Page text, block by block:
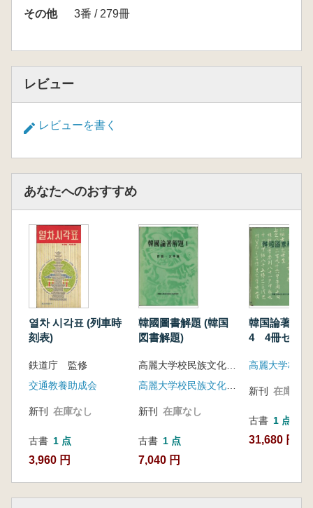
その他
3番 / 279冊
レビュー
レビューを書く
あなたへのおすすめ
열차 시각표 (列車時
刻表)
鉄道庁 監修
交通教養助成会
新刊 在庫なし
古書 1 点
3,960 円
韓國圖書解題 (韓国
図書解題)
高麗大学校民族文化研究所 編
高麗大学校民族文化研究所
新刊 在庫なし
古書 1 点
7,040 円
韓国論著解
4 4冊セット
新刊 在庫なし
古書 1 点
31,680 円